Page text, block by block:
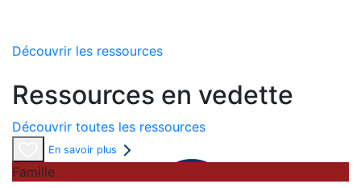
Découvrir les ressources
Ressources en vedette
Découvrir toutes les ressources
En savoir plus
Famille